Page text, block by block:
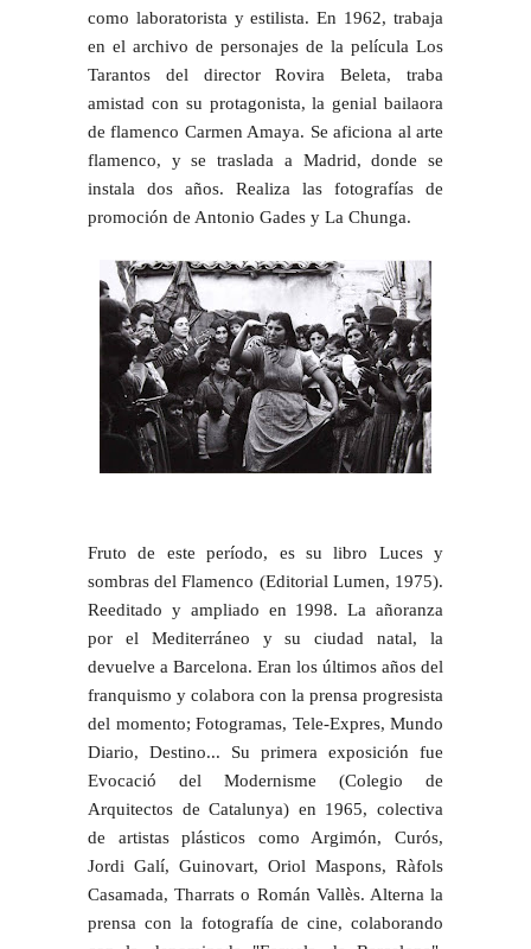
como laboratorista y estilista. En 1962, trabaja
en el archivo de personajes de la película Los
Tarantos del director Rovira Beleta, traba
amistad con su protagonista, la genial bailaora
de flamenco Carmen Amaya. Se aficiona al arte
flamenco, y se traslada a Madrid, donde se
instala dos años. Realiza las fotografías de
promoción de Antonio Gades y La Chunga.
Fruto de este período, es su libro Luces y
sombras del Flamenco (Editorial Lumen, 1975).
Reeditado y ampliado en 1998. La añoranza
por el Mediterráneo y su ciudad natal, la
devuelve a Barcelona. Eran los últimos años del
franquismo y colabora con la prensa progresista
del momento; Fotogramas, Tele-Expres, Mundo
Diario, Destino... Su primera exposición fue
Evocació del Modernisme (Colegio de
Arquitectos de Catalunya) en 1965, colectiva
de artistas plásticos como Argimón, Curós,
Jordi Galí, Guinovart, Oriol Maspons, Ràfols
Casamada, Tharrats o Román Vallès. Alterna la
prensa con la fotografía de cine, colaborando